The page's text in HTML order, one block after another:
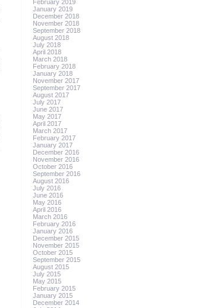
February 2019
January 2019
December 2018
November 2018
September 2018
August 2018
July 2018
April 2018
March 2018
February 2018
January 2018
November 2017
September 2017
August 2017
July 2017
June 2017
May 2017
April 2017
March 2017
February 2017
January 2017
December 2016
November 2016
October 2016
September 2016
August 2016
July 2016
June 2016
May 2016
April 2016
March 2016
February 2016
January 2016
December 2015
November 2015
October 2015
September 2015
August 2015
July 2015
May 2015
February 2015
January 2015
December 2014